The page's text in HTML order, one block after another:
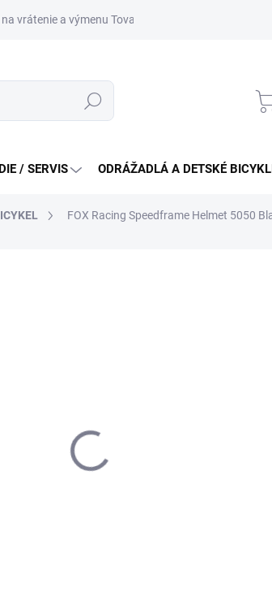
vrátenie a výmenu Tovaru
Hľadať
/ SERVIS ODRÁŽADLÁ A DETSKÉ
FOX Racing Speedframe Helmet 5050